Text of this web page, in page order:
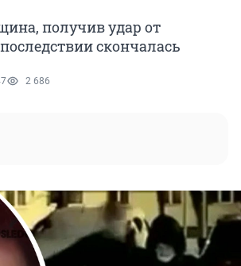
получив удар от
скончалась
2 686